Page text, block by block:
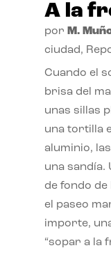
A la
por M.
ciudad,
Cuando el
brisa del
unas sillas
una tortilla
aluminio,
una sandía.
de fondo
el paseo
importe,
“sopar a la